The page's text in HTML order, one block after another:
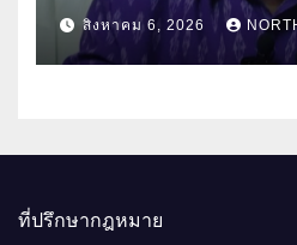
“เกษตรรุ่งเรืองเมือ
ประโยชน์เกษตรกร
คู่ธุรกิจดันสินค้าเกษ
สิงหาคม 6, 2026
ที่ปรึกษากฎหมาย